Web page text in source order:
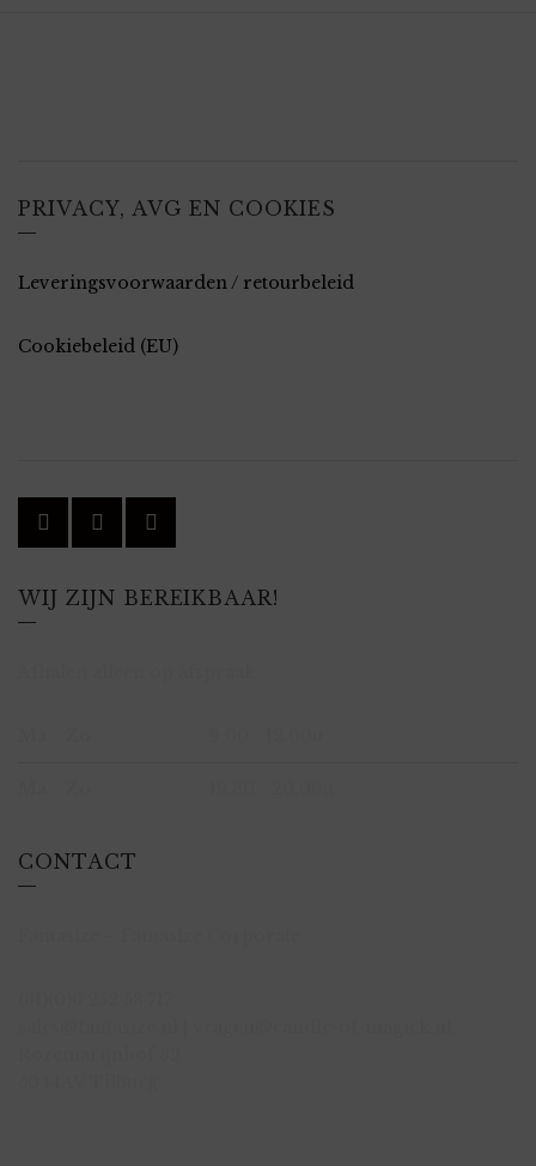
PRIVACY, AVG EN COOKIES
Leveringsvoorwaarden / retourbeleid
Cookiebeleid (EU)
WIJ ZIJN BEREIKBAAR!
CONTACT